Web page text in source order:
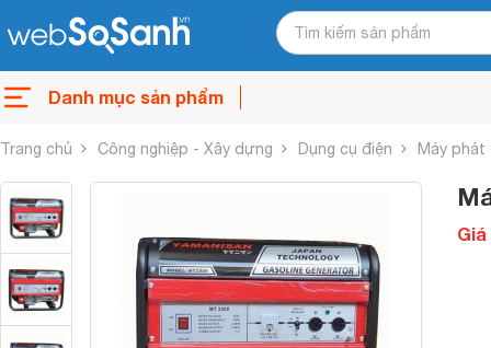
Danh mục sản phẩm
Trang chủ Công nghiệp - Xây dựng Dụng cụ điện Máy phát
Giá